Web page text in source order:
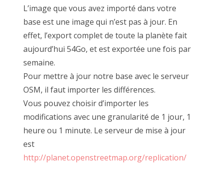
L’image que vous avez importé dans votre
base est une image qui n’est pas à jour. En
effet, l’export complet de toute la planète fait
aujourd’hui 54Go, et est exportée une fois par
semaine.
Pour mettre à jour notre base avec le serveur
OSM, il faut importer les différences.
Vous pouvez choisir d’importer les
modifications avec une granularité de 1 jour, 1
heure ou 1 minute. Le serveur de mise à jour
est
http://planet.openstreetmap.org/replication/